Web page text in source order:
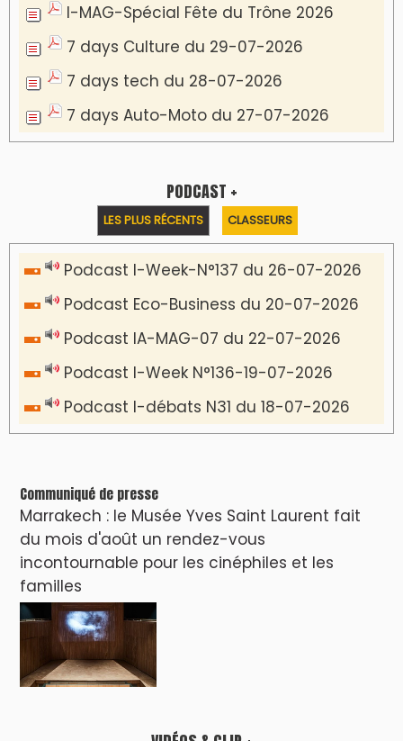
I-MAG-Spécial Fête du Trône 2026
7 days Culture du 29-07-2026
7 days tech du 28-07-2026
7 days Auto-Moto du 27-07-2026
PODCAST +
LES PLUS RÉCENTS CLASSEURS
Podcast I-Week-N°137 du 26-07-2026
Podcast Eco-Business du 20-07-2026
Podcast IA-MAG-07 du 22-07-2026
Podcast I-Week N°136-19-07-2026
Podcast I-débats N31 du 18-07-2026
Communiqué de presse
Marrakech : le Musée Yves Saint Laurent fait
du mois d'août un rendez-vous
incontournable pour les cinéphiles et les
familles